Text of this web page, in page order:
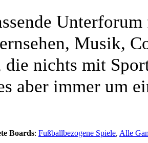
Musik,
die nichts mit
aber immer um
Boards: Fußballbezogene Spiele, Alle